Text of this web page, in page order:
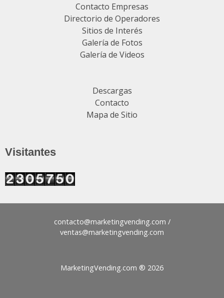
Contacto Empresas
Directorio de Operadores
Sitios de Interés
Galería de Fotos
Galería de Videos
Descargas
Contacto
Mapa de Sitio
Visitantes
contacto@
/
ventas@
MarketingVending.com ® 2026